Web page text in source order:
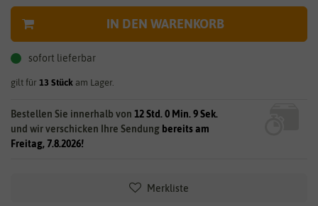
IN DEN WARENKORB
sofort lieferbar
gilt für 13 Stück am Lager.
Bestellen Sie innerhalb von 12 Std. 0 Min. 9 Sek.
und wir verschicken Ihre Sendung bereits am
Freitag, 7.8.2026!
Merkliste